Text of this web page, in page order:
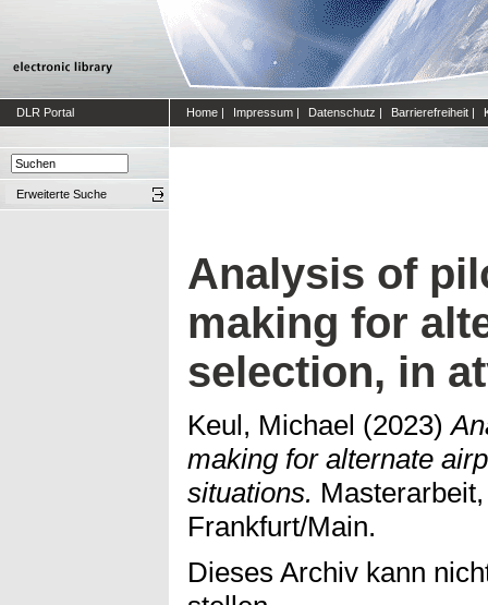
DLR Portal Home | Impressum | Datenschutz | Barrierefreiheit |
Erweiterte Suche
Analysis of
making for
selection, in
Keul, Michael (2023)
making for alternate
situations.
Frankfurt/Main.
Dieses Archiv kann